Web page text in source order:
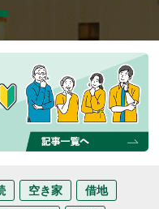
空き家
借地